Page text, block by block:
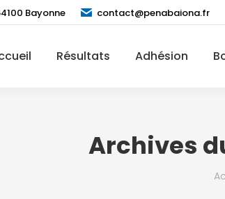
Bayonne contact@penabaiona.fr
Résultats Adhésion
Archives